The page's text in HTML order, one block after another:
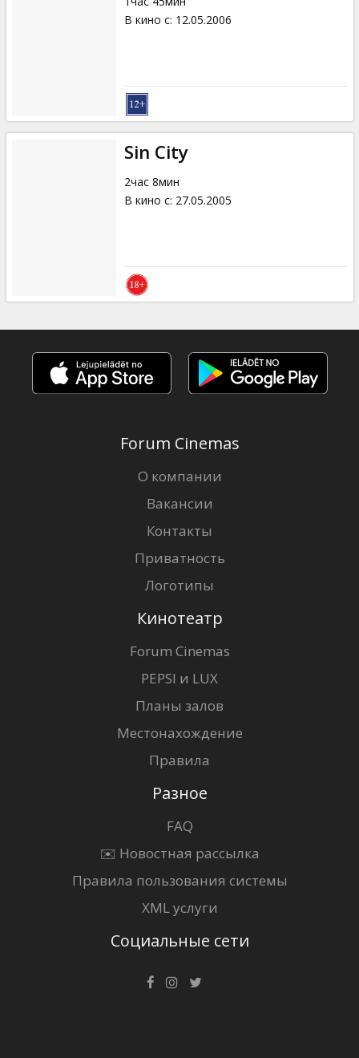
В кино с: 12.05.2006
Sin City
2час 8мин
В кино с: 27.05.2005
Forum Cinemas
О компании
Вакансии
Контакты
Приватность
Логотипы
Кинотеатр
Forum Cinemas
PEPSI и LUX
Планы залов
Местонахождение
Правила
Разное
FAQ
✉️ Новостная рассылка
Правила пользования системы
XML услуги
Социальные сети